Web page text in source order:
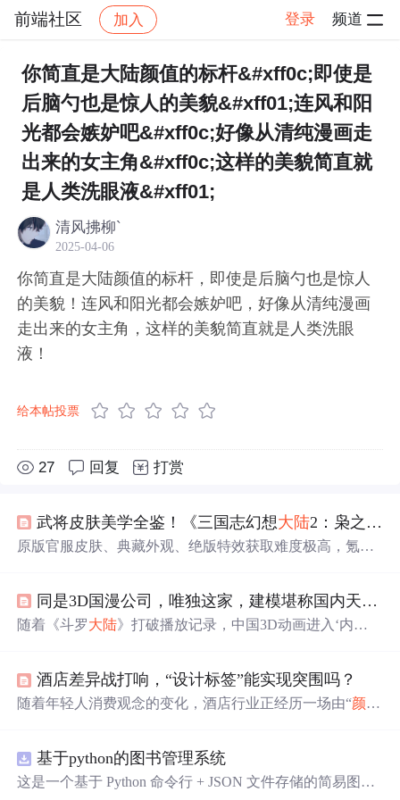
前端社区 加入 登录 频道
社区 前端社区 感慨 帖子详情
你简直是大陆颜值的标杆&#xff0c;即使是
后脑勺也是惊人的美貌&#xff01;连风和阳
光都会嫉妒吧&#xff0c;好像从清纯漫画走
出来的女主角&#xff0c;这样的美貌简直就
是人类洗眼液&#xff01;
清风拂柳`
2025-04-06
你简直是大陆颜值的标杆，即使是后脑勺也是惊人
的美貌！连风和阳光都会嫉妒吧，好像从清纯漫画
走出来的女主角，这样的美貌简直就是人类洗眼
液！
给本帖投票
27 回复 打赏
武将皮肤美学全鉴！《三国志幻想大陆2：枭之歌1折版》高
原版官服皮肤、典藏外观、绝版特效获取难度极高，氪金
同是3D国漫公司，唯独这家，建模堪称国内天花板？
随着《斗罗大陆》打破播放记录，中国3D动画进入‘内
写实风格紧随其后，而幻维动画则因《斗破苍穹》表现一
般位列第三。,
酒店差异战打响，“设计标签”能实现突围吗？
随着年轻人消费观念的变化，酒店行业正经历一场由“颜值
集团等品牌通过与大英博物馆、腾讯游戏等合作，推出个
性化、特色化的酒店产品，提升用户体验，以此构建品牌
基于python的图书管理系统
这是一个基于 Python 命令行 + JSON 文件存储的简易图书